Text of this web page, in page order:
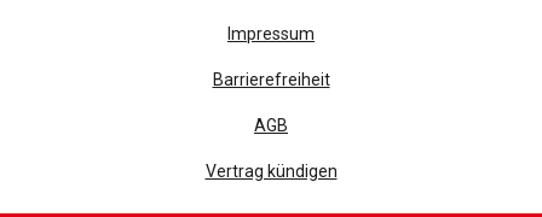
Impressum
Barrierefreiheit
AGB
Vertrag kündigen